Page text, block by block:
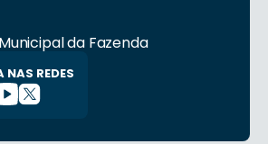
da Fazenda
NAS REDES